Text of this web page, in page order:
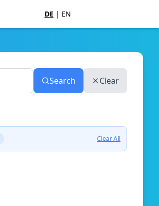
DE | EN
Search Clear
Clear All